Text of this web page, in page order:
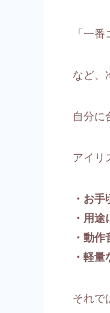
「一
など、
自分に
アイリ
・お手
・用
・動
・軽
それで